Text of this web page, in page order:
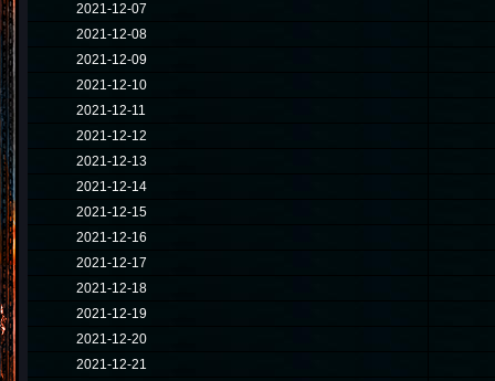
2021-12-07
2021-12-08
2021-12-09
2021-12-10
2021-12-11
2021-12-12
2021-12-13
2021-12-14
2021-12-15
2021-12-16
2021-12-17
2021-12-18
2021-12-19
2021-12-20
2021-12-21